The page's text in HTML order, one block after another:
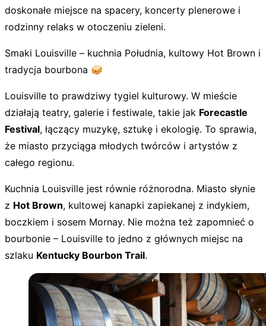
doskonałe miejsce na spacery, koncerty plenerowe i
rodzinny relaks w otoczeniu zieleni.
Smaki Louisville – kuchnia Południa, kultowy Hot Brown i
tradycja bourbona 🥪
Louisville to prawdziwy tygiel kulturowy. W mieście
działają teatry, galerie i festiwale, takie jak Forecastle
Festival, łączący muzykę, sztukę i ekologię. To sprawia,
że miasto przyciąga młodych twórców i artystów z
całego regionu.
Kuchnia Louisville jest równie różnorodna. Miasto słynie
z Hot Brown, kultowej kanapki zapiekanej z indykiem,
boczkiem i sosem Mornay. Nie można też zapomnieć o
bourbonie – Louisville to jedno z głównych miejsc na
szlaku Kentucky Bourbon Trail.